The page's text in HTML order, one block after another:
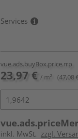
Services
vue.ads.buyBox.price.rrp
23,97 € / m² (47,08
inkl. MwSt. zzgl.